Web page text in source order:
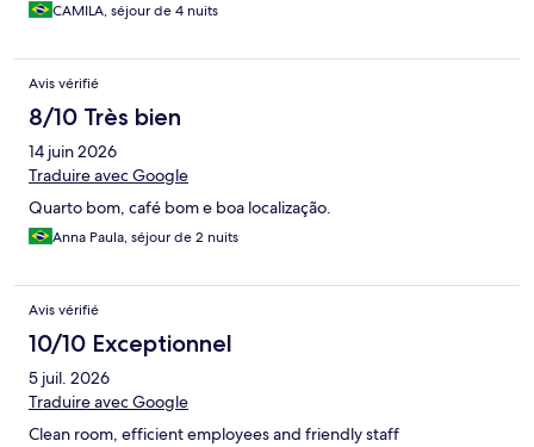
CAMILA, séjour de 4 nuits
Avis vérifié
8/10 Très bien
14 juin 2026
Traduire avec Google
Quarto bom, café bom e boa localização.
Anna Paula, séjour de 2 nuits
Avis vérifié
10/10 Exceptionnel
5 juil. 2026
Traduire avec Google
Clean room, efficient employees and friendly staff